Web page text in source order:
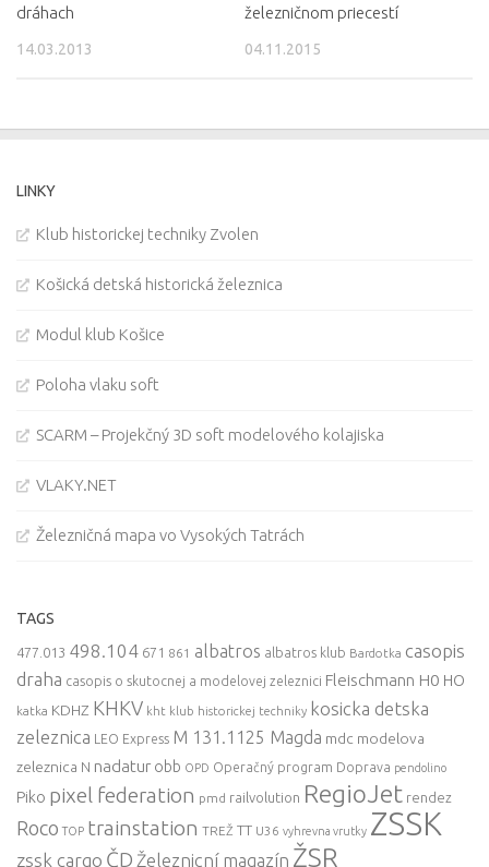
dráhach
14.03.2013
železničnom priecestí
04.11.2015
LINKY
Klub historickej techniky Zvolen
Košická detská historická železnica
Modul klub Košice
Poloha vlaku soft
SCARM – Projekčný 3D soft modelového kolajiska
VLAKY.NET
Železničná mapa vo Vysokých Tatrách
TAGS
477.013 498.104 671 861 albatros albatros klub Bardotka casopis
draha casopis o skutocnej a modelovej zeleznici Fleischmann H0 HO
katka KDHZ KHKV kht klub historickej techniky kosicka detska
zeleznica
LEO Express M 131.1125 Magda mdc modelova
zeleznica N nadatur obb OPD Operačný program Doprava pendolino
Piko pixel federation pmd railvolution RegioJet rendez
Roco TOP trainstation TREŽ TT U36 vyhrevna vrutky ZSSK
zssk cargo ČD Železnicní magazín ŽSR